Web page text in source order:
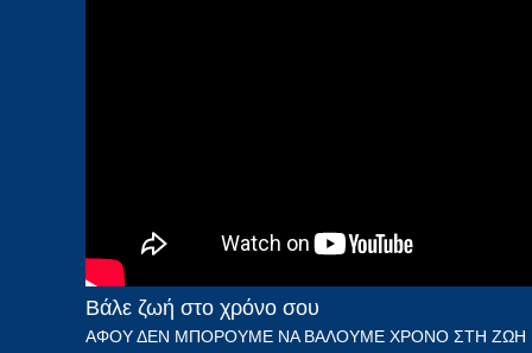
Βάλε ζωή στο χρόνο σου
ΑΦΟΥ ΔΕΝ ΜΠΟΡΟΥΜΕ ΝΑ ΒΑΛΟΥΜΕ ΧΡΟΝΟ ΣΤΗ ΖΩΗ